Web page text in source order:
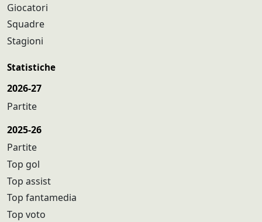
Giocatori
Squadre
Stagioni
Statistiche
2026-27
Partite
2025-26
Partite
Top gol
Top assist
Top fantamedia
Top voto